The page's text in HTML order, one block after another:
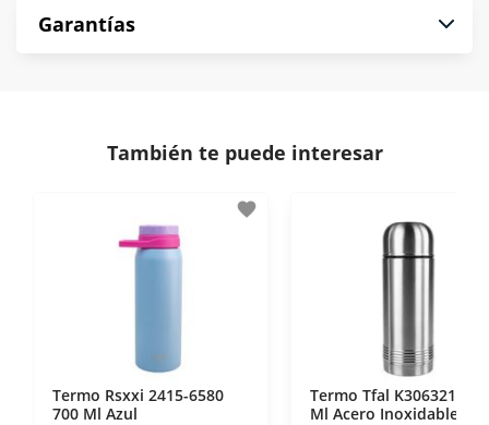
*Sujeto a aprobación de crédito conforme a
norma de Muebles América.
compra es segura de principio a fin.
- Certificados de seguridad SSL y Encriptación 3D.
disposiciones legales y Códigos de Ética de la
Asociación Mexicana de Internet (AIMX).
- Nos encontramos en la lista de socios Activos de
Garantías
También te puede interesar
favorite
Termo Rsxxi 2415-6580
700 Ml Azul
Termo Tfal K3063214
Ml Acero Inoxidable